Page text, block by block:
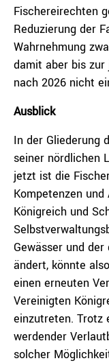
Fischereirechten
Reduzierung der
Wahrnehmung
damit aber bis zur
nach 2026 nicht
Ausblick
In der Gliederung
seiner nördlichen
jetzt ist die
Kompetenzen
Königreich und
Gewässer und
ändert, könnte
einen erneuten
Vereinigten
einzutreten. Trotz
werdender
solcher